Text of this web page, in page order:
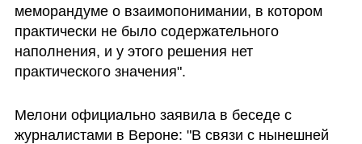
меморандуме о взаимопонимании, в котором
практически не было содержательного
наполнения, и у этого решения нет
практического значения".
Мелони официально заявила в беседе с
журналистами в Вероне: "В связи с нынешней